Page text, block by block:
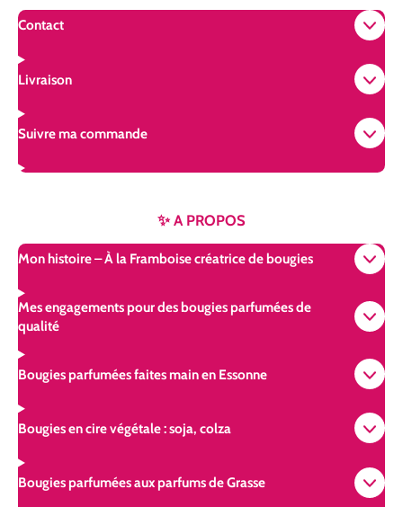
Contact
Livraison
Suivre ma commande
✨ A PROPOS
Mon histoire – À la Framboise créatrice de bougies
Mes engagements pour des bougies parfumées de
qualité
Bougies parfumées faites main en Essonne
Bougies en cire végétale : soja, colza
Bougies parfumées aux parfums de Grasse